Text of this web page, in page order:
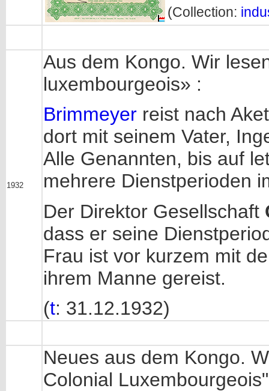
(Collection:
1932
Aus dem Kongo. Wir
luxembourgeois» :
Brimmeyer reist nach
dort mit seinem Vater,
Alle Genannten, bis auf
mehrere Dienstperioden
Der Direktor Gesellschaft
dass er seine
Frau ist vor kurzem mit
ihrem Manne gereist.
(t: 31.12.1932)
Neues aus dem Kongo.
Colonial